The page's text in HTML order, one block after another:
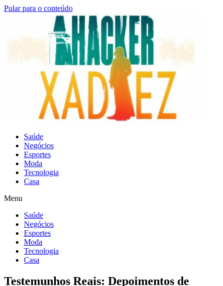
Pular para o conteúdo
Saúde
Negócios
Esportes
Moda
Tecnologia
Casa
Menu
Saúde
Negócios
Esportes
Moda
Tecnologia
Casa
Testemunhos Reais: Depoimentos de